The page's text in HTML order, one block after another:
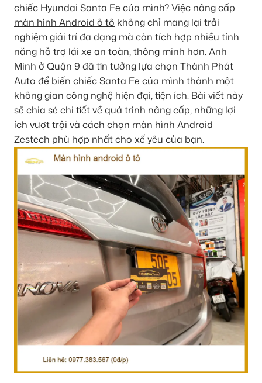
chiếc Hyundai Santa Fe của mình? Việc nâng cấp
màn hình Android ô tô không chỉ mang lại trải
nghiệm giải trí đa dạng mà còn tích hợp nhiều tính
năng hỗ trợ lái xe an toàn, thông minh hơn. Anh
Minh ở Quận 9 đã tin tưởng lựa chọn Thành Phát
Auto để biến chiếc Santa Fe của mình thành một
không gian công nghệ hiện đại, tiện ích. Bài viết này
sẽ chia sẻ chi tiết về quá trình nâng cấp, những lợi
ích vượt trội và cách chọn màn hình Android
Zestech phù hợp nhất cho xế yêu của bạn.